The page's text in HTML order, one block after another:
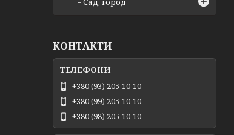
КОНТАКТИ
+380 (93) 205-10-10
+380 (99) 205-10-10
+380 (98) 205-10-10